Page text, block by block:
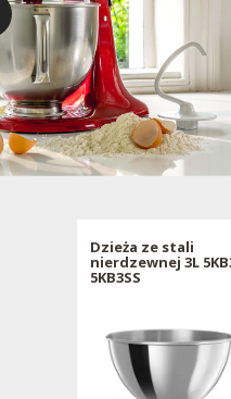
Dzieża ze stali
nierdzewnej 3L
5KB3SS